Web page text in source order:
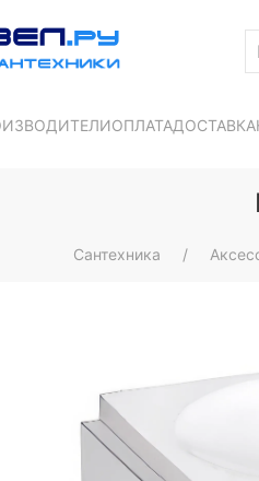
ОПЛАТАДОСТАВКА
Сантехника